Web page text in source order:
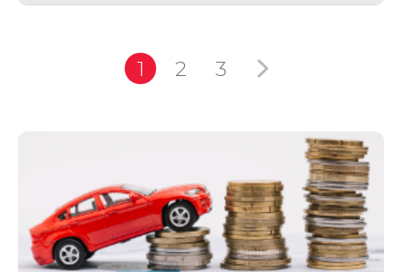
1 2 3